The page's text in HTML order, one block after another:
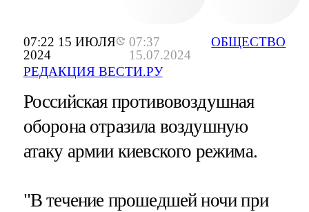
07:22 15 ИЮЛЯ
2024
07:37
15.07.2024
РЕДАКЦИЯ ВЕСТИ.РУ
ОБЩЕСТВО
Российская противовоздушная
оборона отразила воздушную
атаку армии киевского режима.
"В течение прошедшей ночи при